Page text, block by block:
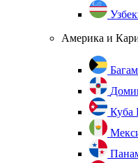
Америка и
Куба